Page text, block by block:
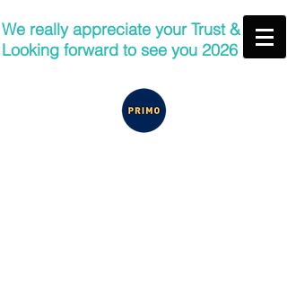
We really appreciate your Trust &
Looking forward to see you 2026